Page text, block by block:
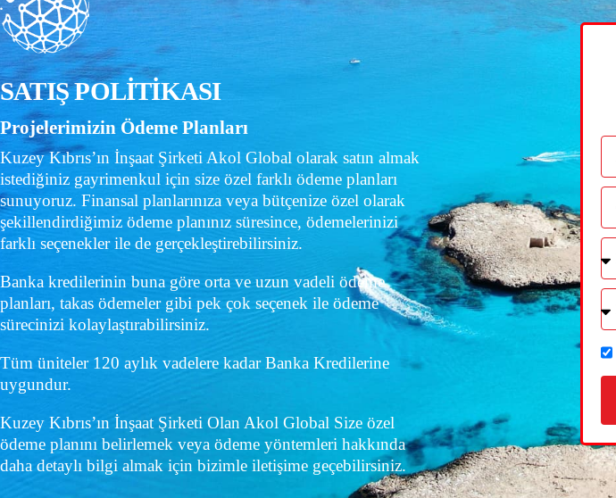
SATIŞ POLİTİKASI
Projelerimizin Ödeme Planları
Kuzey Kıbrıs’ın İnşaat Şirketi Akol Global olarak satın almak
istediğiniz gayrimenkul için size özel farklı ödeme planları
sunuyoruz. Finansal planlarınıza veya bütçenize özel olarak
şekillendirdiğimiz ödeme planınız süresince, ödemelerinizi
farklı seçenekler ile de gerçekleştirebilirsiniz.
Banka kredilerinin buna göre orta ve uzun vadeli ödeme
planları, takas ödemeler gibi pek çok seçenek ile ödeme
sürecinizi kolaylaştırabilirsiniz.
Tüm üniteler 120 aylık vadelere kadar Banka Kredilerine
uygundur.
Kuzey Kıbrıs’ın İnşaat Şirketi Olan Akol Global Size özel
ödeme planını belirlemek veya ödeme yöntemleri hakkında
daha detaylı bilgi almak için bizimle iletişime geçebilirsiniz.